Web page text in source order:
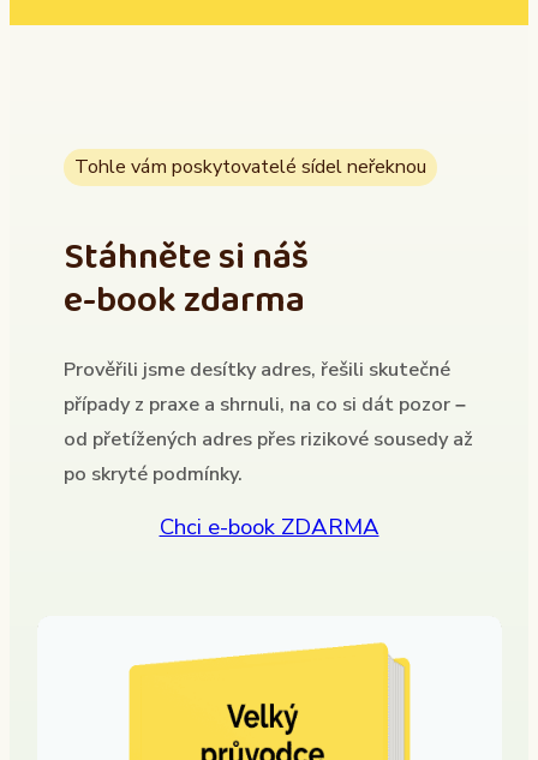
Tohle vám poskytovatelé sídel neřeknou
Stáhněte si náš
e-book zdarma
Prověřili jsme desítky adres, řešili skutečné
případy z praxe a shrnuli, na co si dát pozor –
od přetížených adres přes rizikové sousedy až
po skryté podmínky.
Chci e-book ZDARMA